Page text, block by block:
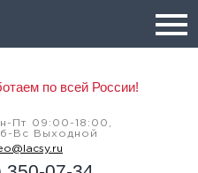
по всей России!
Пт 09:00-18:00,
Вс Выходной